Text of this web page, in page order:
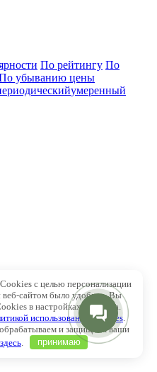
По рейтингу По
убыванию цены
умеренный
с целью персонализации
веб-сайтом было удобнее. Вы
в настройках браузера.
использования Cookies
и защищаем ваши
. принимаю